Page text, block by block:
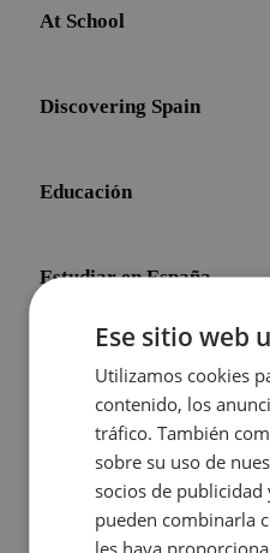
At School
Discovering Spain
Educación
Estudiar en España
Initial Shock
Other Topics
Ese sitio web
Utilizamos cookies
contenido, los
tráfico. También
sobre su uso de
socios de publicidad
pueden combinarla
les haya